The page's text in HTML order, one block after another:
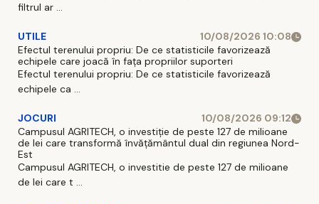
filtrul ar ...
UTILE
10/08/2026 10:08
Efectul terenului propriu: De ce statisticile favorizează
echipele care joacă în fața propriilor suporteri
Efectul terenului propriu: De ce statisticile favorizează
echipele ca ...
JOCURI
10/08/2026 09:12
Campusul AGRITECH, o investiție de peste 127 de milioane
de lei care transformă învățământul dual din regiunea Nord-
Est
Campusul AGRITECH, o investitie de peste 127 de milioane
de lei care t ...